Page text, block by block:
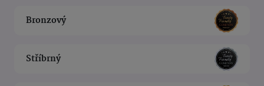
Bronzový
Stříbrný